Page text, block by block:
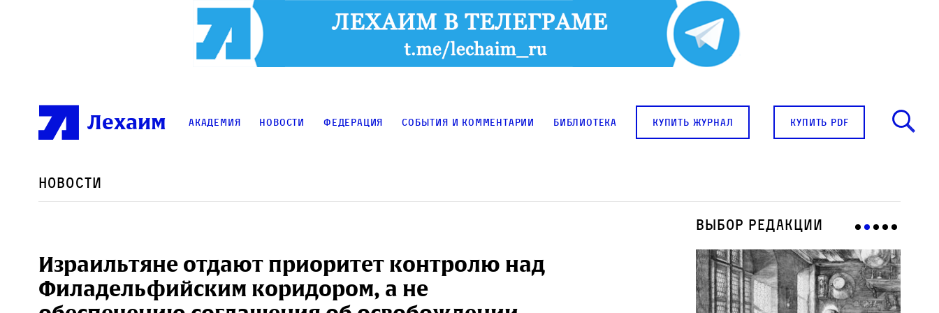
Лехаим Академия Новости Федерация События и комментарии Библиотека купить журнал купить pdf
Новости
Израильтяне отдают приоритет контролю над
Филадельфийским коридором, а не
Выбор редакции